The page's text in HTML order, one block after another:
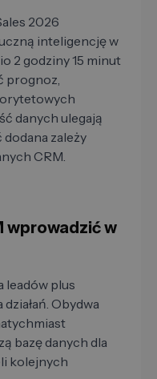
2026
inteligencję w
2 godziny 15 minut
prognoz,
danych ulegają
zależy
CRM.
wprowadzić w
leadów plus
Obydwa
bazę danych dla
kolejnych